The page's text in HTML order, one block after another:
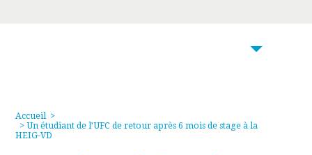
Accueil>
> Un étudiant de l’UFC de retour après 6 mois de stage à la
HEIG-VD